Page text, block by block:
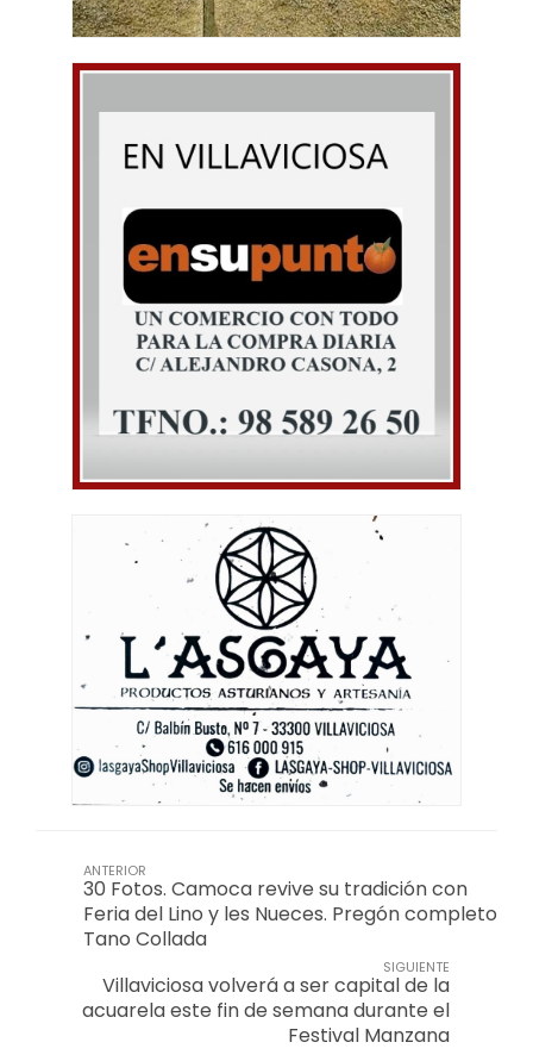
ANTERIOR
30 Fotos. Camoca revive su tradición con
Feria del Lino y les Nueces. Pregón completo
Tano Collada
SIGUIENTE
Villaviciosa volverá a ser capital de la
acuarela este fin de semana durante el
Festival Manzana